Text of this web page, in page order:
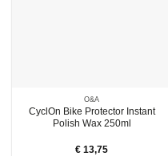
O&A
CyclOn Bike Protector Instant
Polish Wax 250ml
€ 13,75